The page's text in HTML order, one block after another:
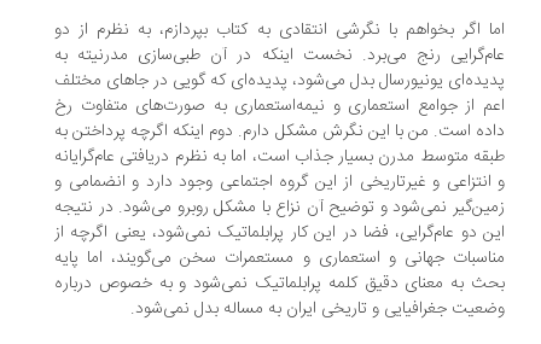
اگر بخواهم با نگرشی انتقادی به کتاب بپردازم، به نظرم از دو
رنج می‌برد. نخست اینکه در آن طبی‌سازی مدرنیته به
یونیورسال بدل می‌شود، پدیده‌ای که گویی در جاهای مختلف
از جوامع استعماری و نیمه‌استعماری به صورت‌های متفاوت رخ
است. من با این نگرش مشکل دارم. دوم اینکه اگرچه پرداختن به
متوسط مدرن بسیار جذاب است، اما به نظرم دریافتی عام‌گرایانه
و غیرتاریخی از این گروه اجتماعی وجود دارد و انضمامی و
نمی‌شود و توضیح آن نزاع با مشکل روبرو می‌شود. در نتیجه
دو عام‌گرایی، فضا در این کار پرابلماتیک نمی‌شود، یعنی اگرچه از
جهانی و استعماری و مستعمرات سخن می‌گویند، اما پایه
به معنای دقیق کلمه پرابلماتیک نمی‌شود و به خصوص درباره
جغرافیایی و تاریخی ایران به مساله بدل نمی‌شود.